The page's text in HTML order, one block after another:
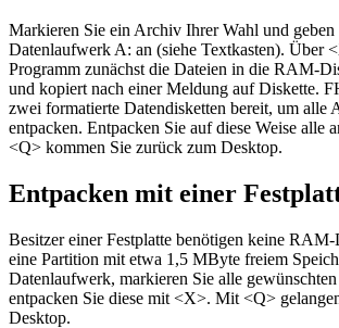
Markieren Sie ein Archiv Ihrer Wahl und geben
Datenlaufwerk A: an (siehe Textkasten). Über
Programm zunächst die Dateien in die RAM-
und kopiert nach einer Meldung auf Diskette.
zwei formatierte Datendisketten bereit, um alle
entpacken. Entpacken Sie auf diese Weise alle
<Q> kommen Sie zurück zum Desktop.
Entpacken mit einer
Besitzer einer Festplatte benötigen keine
eine Partition mit etwa 1,5 MByte freiem
Datenlaufwerk, markieren Sie alle
entpacken Sie diese mit <X>. Mit <Q>
Desktop.